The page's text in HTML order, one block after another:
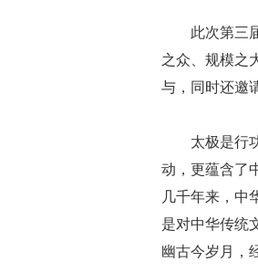
此次第三
之众、规模之
与，同时还邀
太极是行
动，更蕴含了
几千年来，中
是对中华传统
幽古今岁月，